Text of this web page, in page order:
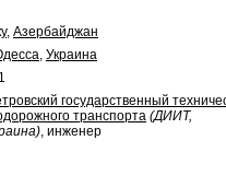
, Азербайджан
, Украина
государственный
транспорта (ДИИТ,
, инженер